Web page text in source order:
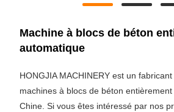
Machine à blocs de béton
automatique
HONGJIA MACHINERY est un
machines à blocs de béton
Chine. Si vous êtes intéressé par nos